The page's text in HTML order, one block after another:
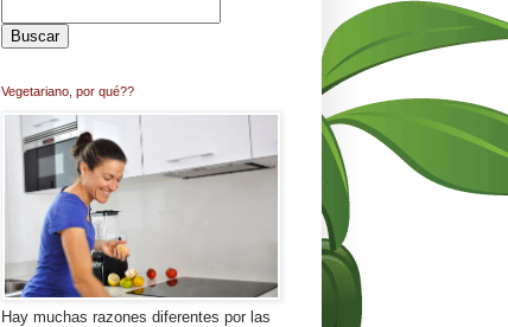
Vegetariano, por qué??
Hay muchas razones diferentes por las